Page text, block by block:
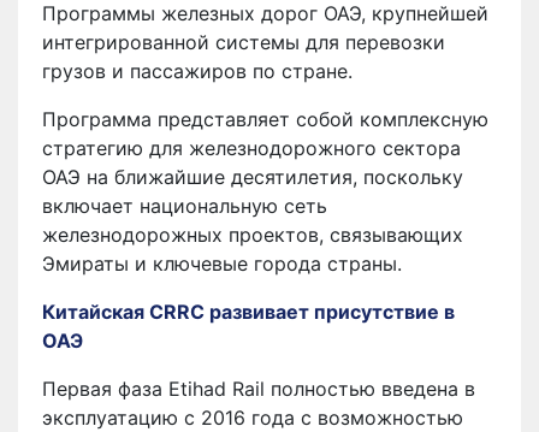
Программы железных дорог ОАЭ, крупнейшей
интегрированной системы для перевозки
грузов и пассажиров по стране.
Программа представляет собой комплексную
стратегию для железнодорожного сектора
ОАЭ на ближайшие десятилетия, поскольку
включает национальную сеть
железнодорожных проектов, связывающих
Эмираты и ключевые города страны.
Китайская CRRC развивает присутствие в
ОАЭ
Первая фаза Etihad Rail полностью введена в
эксплуатацию с 2016 года с возможностью